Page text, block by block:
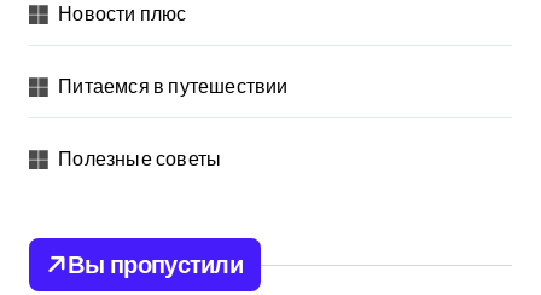
Новости плюс
Питаемся в путешествии
Полезные советы
Вы пропустили